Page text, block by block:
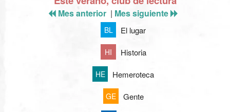
Mes anterior| Mes siguiente
BL El lugar
HI Historia
HE Hemeroteca
GE Gente